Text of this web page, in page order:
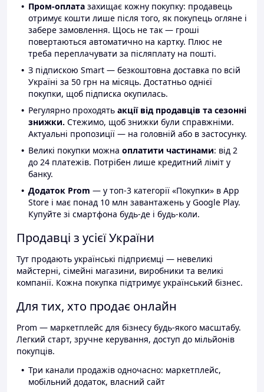
Пром-оплата захищає кожну покупку: продавець
отримує кошти лише після того, як покупець огляне і
забере замовлення. Щось не так — гроші
повертаються автоматично на картку. Плюс не
треба переплачувати за післяплату на пошті.
З підпискою Smart — безкоштовна доставка по всій
Україні за 50 грн на місяць. Достатньо однієї
покупки, щоб підписка окупилась.
Регулярно проходять акції від продавців та сезонні
знижки. Стежимо, щоб знижки були справжніми.
Актуальні пропозиції — на головній або в застосунку.
Великі покупки можна оплатити частинами: від 2
до 24 платежів. Потрібен лише кредитний ліміт у
банку.
Додаток Prom — у топ-3 категорії «Покупки» в App
Store і має понад 10 млн завантажень у Google Play.
Купуйте зі смартфона будь-де і будь-коли.
Продавці з усієї України
Тут продають українські підприємці — невеликі
майстерні, сімейні магазини, виробники та великі
компанії. Кожна покупка підтримує український бізнес.
Для тих, хто продає онлайн
Prom — маркетплейс для бізнесу будь-якого масштабу.
Легкий старт, зручне керування, доступ до мільйонів
покупців.
Три канали продажів одночасно: маркетплейс,
мобільний додаток, власний сайт